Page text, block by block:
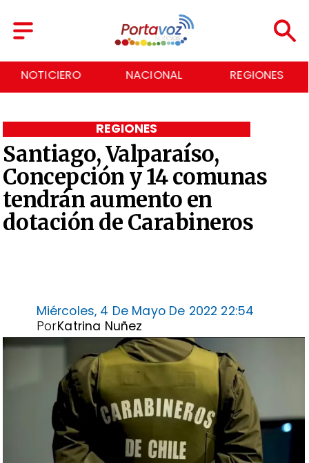
NOTICIERO NACIONAL REGIONES
Santiago, Valparaíso,
Concepción y 14 comunas
tendrán aumento en
dotación de Carabineros
REGIONES
Miércoles, 4 De Mayo De 2022 22:54
Katrina Nuñez
Por